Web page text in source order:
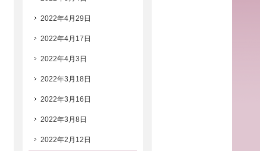
2022年4月29日
2022年4月17日
2022年4月3日
2022年3月18日
2022年3月16日
2022年3月8日
2022年2月12日